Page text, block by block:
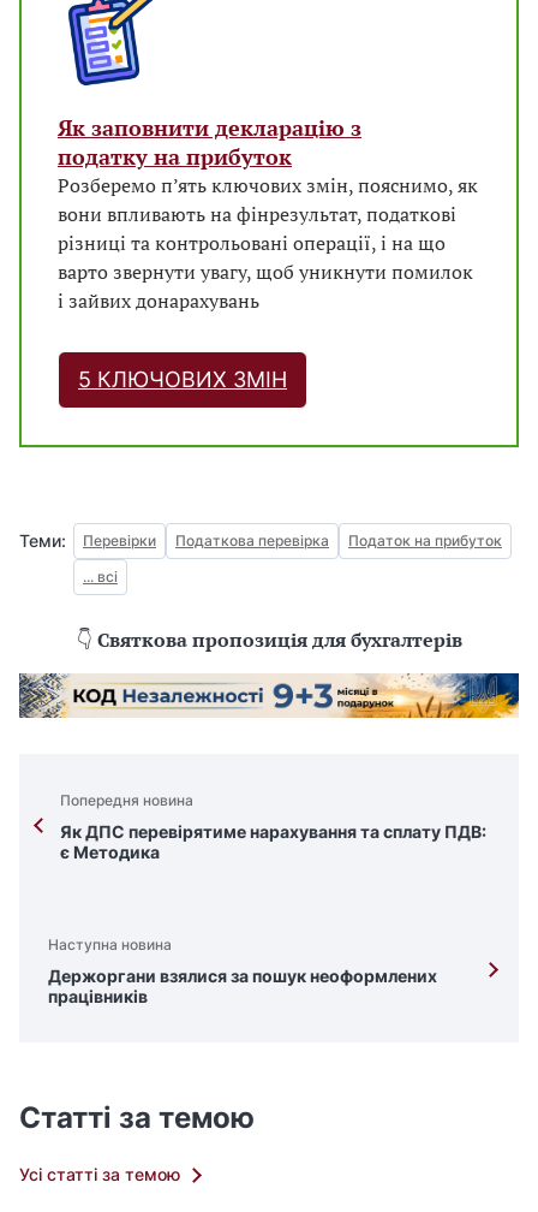
Як заповнити декларацію з
податку на прибуток
Розберемо п’ять ключових змін, пояснимо, як
вони впливають на фінрезультат, податкові
різниці та контрольовані операції, і на що
варто звернути увагу, щоб уникнути помилок
і зайвих донарахувань
5 КЛЮЧОВИХ ЗМІН
Теми: Перевірки Податкова перевірка
Податок на прибуток
... всі
👇 Святкова пропозиція для бухгалтерів
Попередня новина
Як ДПС перевірятиме нарахування та сплату ПДВ:
є Методика
Наступна новина
Держоргани взялися за пошук неоформлених
працівників
Статті за темою
Усі статті за темою